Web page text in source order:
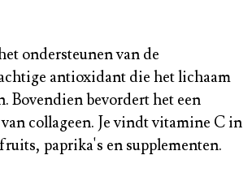
ondersteunen van de
antioxidant die het lichaam
Bovendien bevordert het een
collageen. Je vindt vitamine C in
paprika's en supplementen.